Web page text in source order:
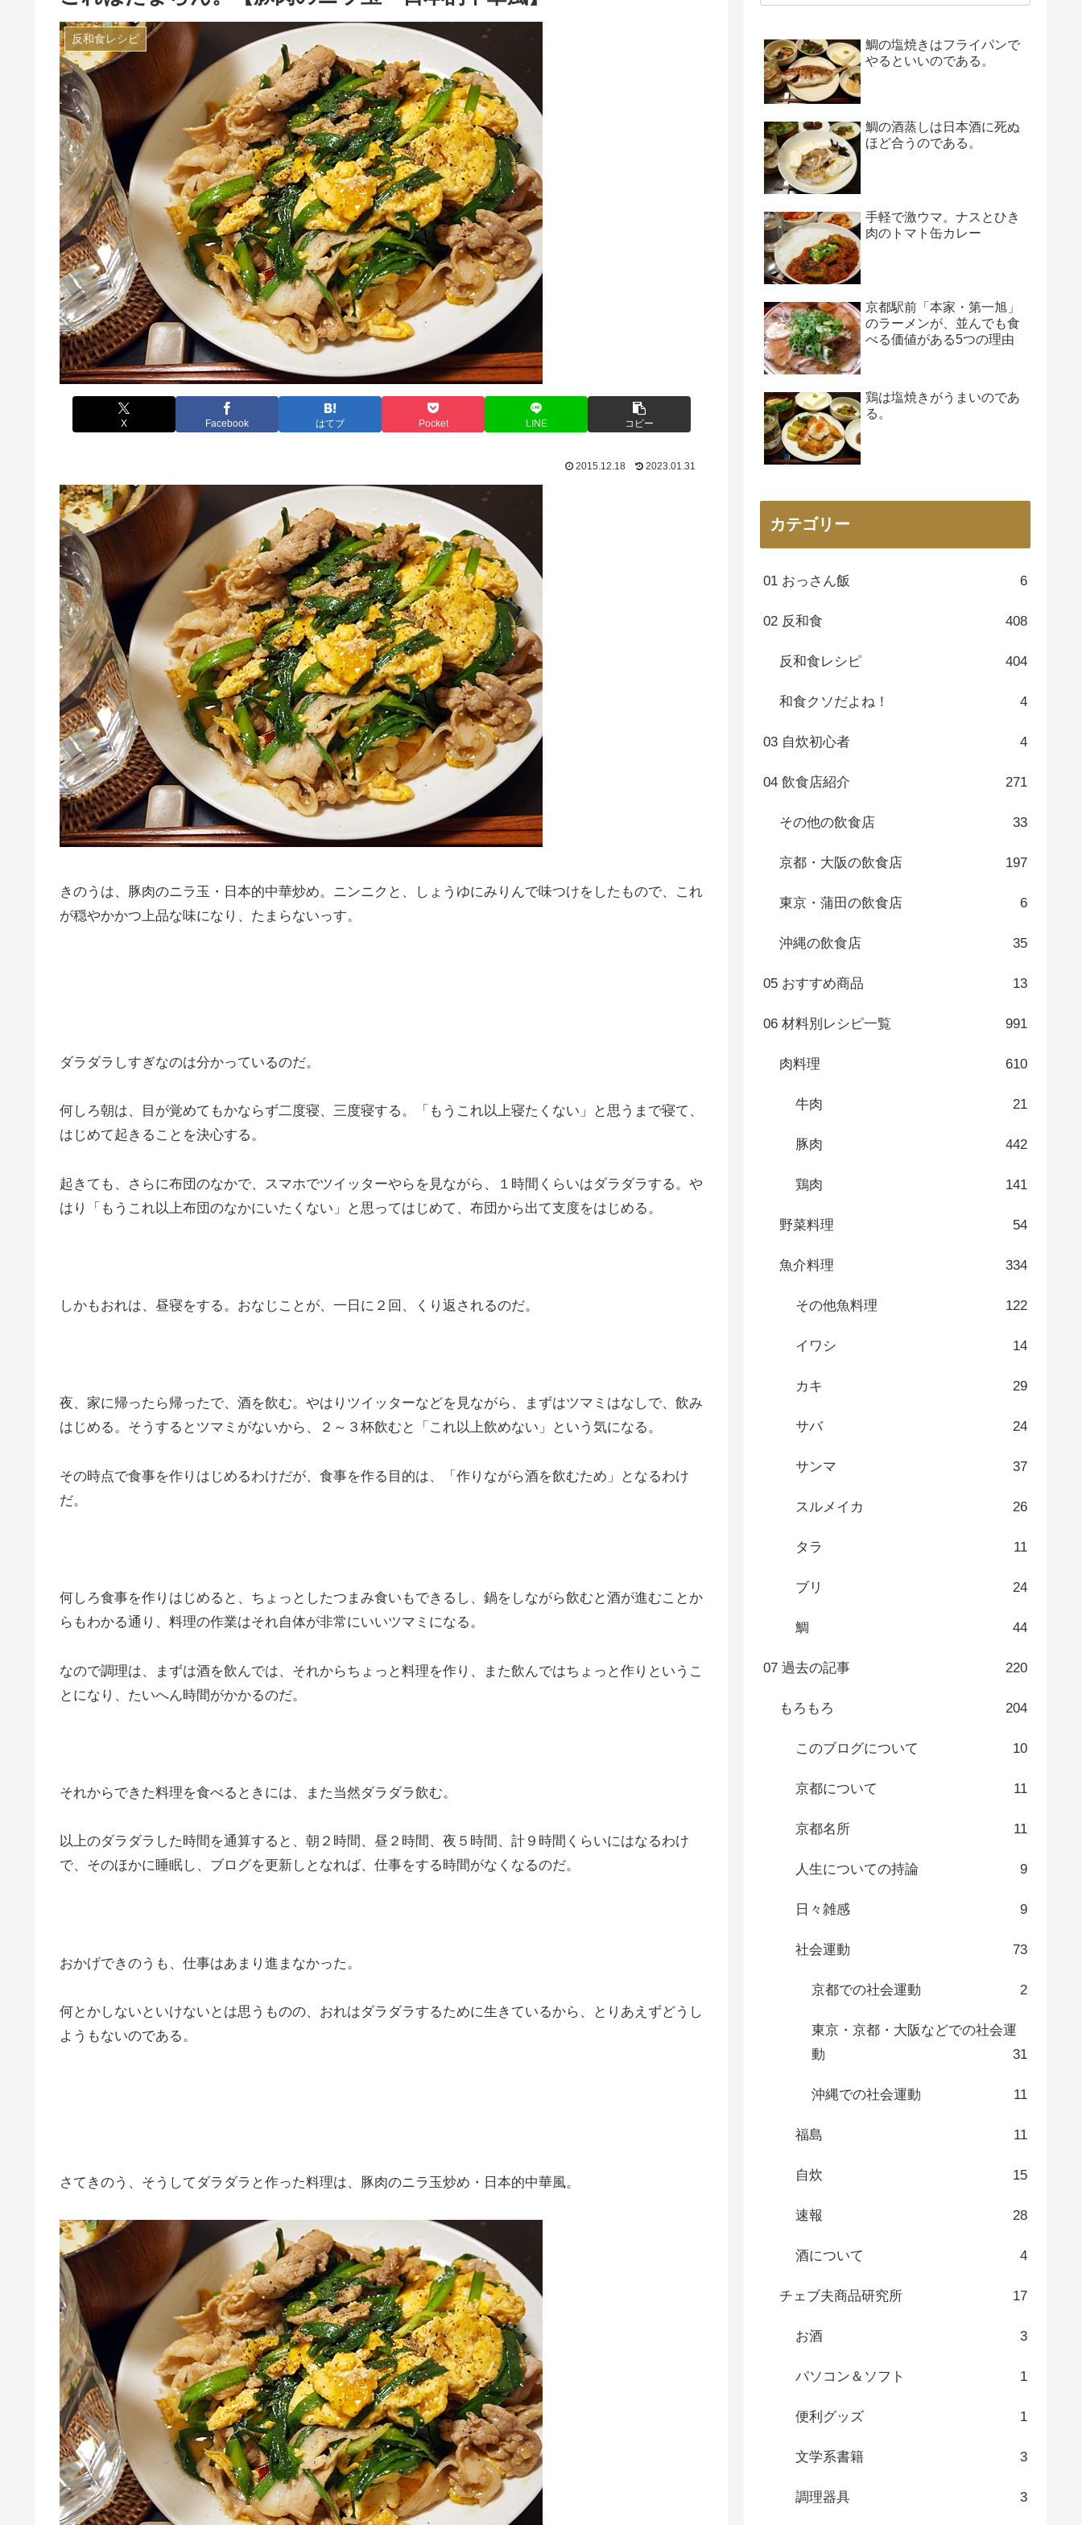
反和食レシピ
X Facebook はてブ Pocket LINE コピー
2015.12.18 2023.01.31
きのうは、豚肉のニラ玉・日本的中華炒め。ニンニクと、しょうゆにみりんで味つけをしたもので、これ
が穏やかかつ上品な味になり、たまらないっす。
ダラダラしすぎなのは分かっているのだ。
何しろ朝は、目が覚めてもかならず二度寝、三度寝する。「もうこれ以上寝たくない」と思うまで寝て、
はじめて起きることを決心する。
起きても、さらに布団のなかで、スマホでツイッターやらを見ながら、１時間くらいはダラダラする。や
はり「もうこれ以上布団のなかにいたくない」と思ってはじめて、布団から出て支度をはじめる。
しかもおれは、昼寝をする。おなじことが、一日に２回、くり返されるのだ。
夜、家に帰ったら帰ったで、酒を飲む。やはりツイッターなどを見ながら、まずはツマミはなしで、飲み
はじめる。そうするとツマミがないから、２～３杯飲むと「これ以上飲めない」という気になる。
その時点で食事を作りはじめるわけだが、食事を作る目的は、「作りながら酒を飲むため」となるわけ
だ。
何しろ食事を作りはじめると、ちょっとしたつまみ食いもできるし、鍋をしながら飲むと酒が進むことか
らもわかる通り、料理の作業はそれ自体が非常にいいツマミになる。
なので調理は、まずは酒を飲んでは、それからちょっと料理を作り、また飲んではちょっと作りというこ
とになり、たいへん時間がかかるのだ。
それからできた料理を食べるときには、また当然ダラダラ飲む。
以上のダラダラした時間を通算すると、朝２時間、昼２時間、夜５時間、計９時間くらいにはなるわけ
で、そのほかに睡眠し、ブログを更新しとなれば、仕事をする時間がなくなるのだ。
おかげできのうも、仕事はあまり進まなかった。
何とかしないといけないとは思うものの、おれはダラダラするために生きているから、とりあえずどうし
ようもないのである。
さてきのう、そうしてダラダラと作った料理は、豚肉のニラ玉炒め・日本的中華風。
鯛の塩焼きはフライパンで
やるといいのである。
鯛の酒蒸しは日本酒に死ぬ
ほど合うのである。
手軽で激ウマ。ナスとひき
肉のトマト缶カレー
京都駅前「本家・第一旭」
のラーメンが、並んでも食
べる価値がある5つの理由
鶏は塩焼きがうまいのであ
る。
カテゴリー
01 おっさん飯 6
02 反和食 408
反和食レシピ 404
和食クソだよね！ 4
03 自炊初心者 4
04 飲食店紹介 271
その他の飲食店 33
京都・大阪の飲食店 197
東京・蒲田の飲食店 6
沖縄の飲食店 35
05 おすすめ商品 13
06 材料別レシピ一覧 991
肉料理 610
牛肉 21
豚肉 442
鶏肉 141
野菜料理 54
魚介料理 334
その他魚料理 122
イワシ 14
カキ 29
サバ 24
サンマ 37
スルメイカ 26
タラ 11
ブリ 24
鯛 44
07 過去の記事 220
もろもろ 204
このブログについて 10
京都について 11
京都名所 11
人生についての持論 9
日々雑感 9
社会運動 73
京都での社会運動 2
東京・京都・大阪などでの社会運
動
31
沖縄での社会運動 11
福島 11
自炊 15
速報 28
酒について 4
チェブ夫商品研究所 17
お酒 3
パソコン＆ソフト 1
便利グッズ 1
文学系書籍 3
調理器具 3